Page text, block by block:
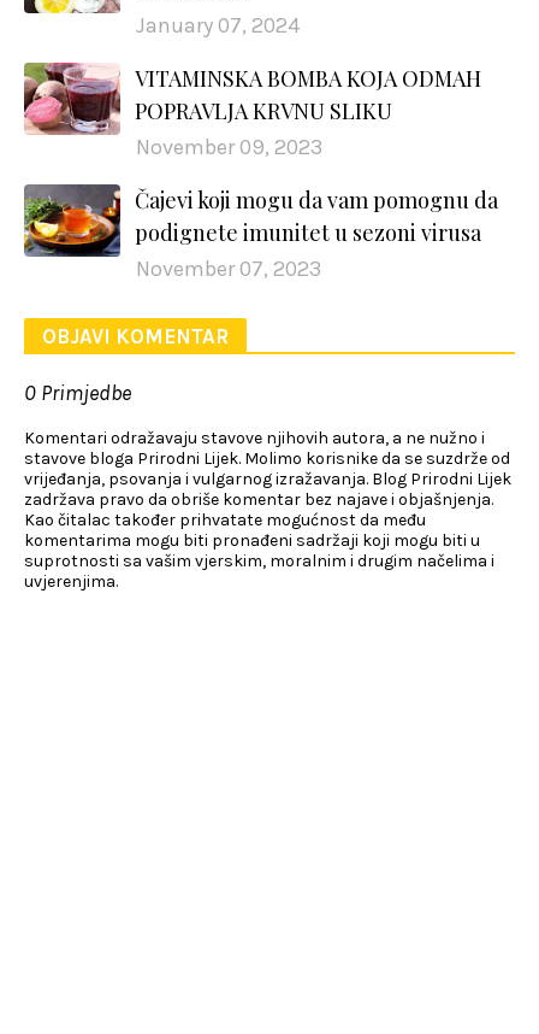
January 07, 2024
VITAMINSKA BOMBA KOJA ODMAH
POPRAVLJA KRVNU SLIKU
November 09, 2023
Čajevi koji mogu da vam pomognu da
podignete imunitet u sezoni virusa
November 07, 2023
OBJAVI KOMENTAR
0 Primjedbe
Komentari odražavaju stavove njihovih autora, a ne nužno i
stavove bloga Prirodni Lijek. Molimo korisnike da se suzdrže od
vrijeđanja, psovanja i vulgarnog izražavanja. Blog Prirodni Lijek
zadržava pravo da obriše komentar bez najave i objašnjenja.
Kao čitalac također prihvatate mogućnost da među
komentarima mogu biti pronađeni sadržaji koji mogu biti u
suprotnosti sa vašim vjerskim, moralnim i drugim načelima i
uvjerenjima.